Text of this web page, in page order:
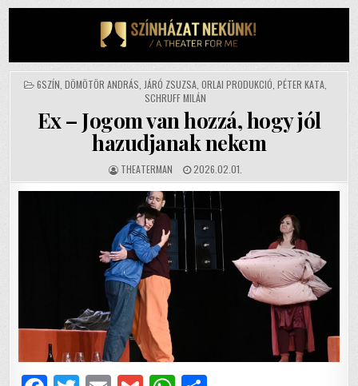
POSTED
6SZÍN DÖMÖTÖR ANDRÁS JÁRÓ ZSUZSA, ORLAI PRODUKCIÓ PÉTER KATA,
SCHRUFF MILÁN
Ex – Jogom van hozzá, hogy jól
hazudjanak nekem
AUTHOR:
THEATERMAN
PUBLISHED
DATE:
2026.02.01.